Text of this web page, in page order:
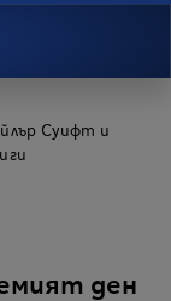
Суифт и
ден